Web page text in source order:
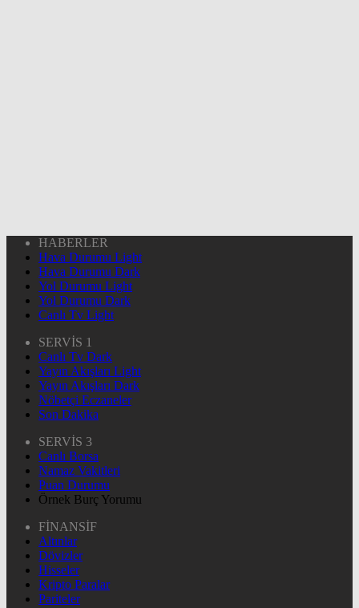
HABERLER
Hava Durumu Light
Hava Durumu Dark
Yol Durumu Light
Yol Durumu Dark
Canlı Tv Light
SERVİS 1
Canlı Tv Dark
Yayın Akışları Light
Yayın Akışları Dark
Nöbetçi Eczaneler
Son Dakika
SERVİS 3
Canlı Borsa
Namaz Vakitleri
Puan Durumu
Örnek Burç Yorumu
FİNANSİF
Altınlar
Dövizler
Hisseler
Kripto Paralar
Pariteler